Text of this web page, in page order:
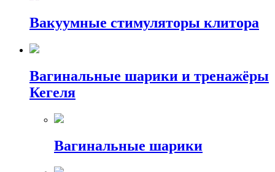
Вакуумные стимуляторы клитора
Вагинальные шарики и тренажёры
Кегеля
Вагинальные шарики